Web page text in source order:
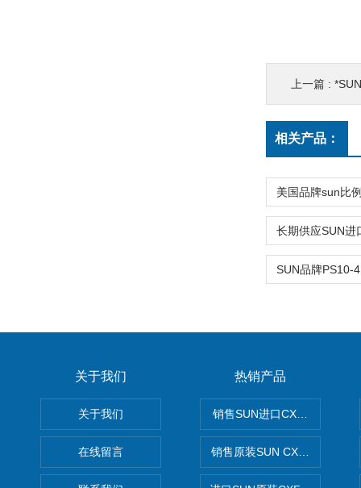
上一篇 :
相关产品：
关于我们
关于我们
在线留言
热销产品
销售SUN进口CXGDXCN插
销售原装SUN CXJAXCN全